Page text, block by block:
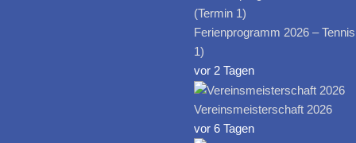
Ferienprogramm 2026 –
1)
vor 2 Tagen
Vereinsmeisterschaft 2026
vor 6 Tagen